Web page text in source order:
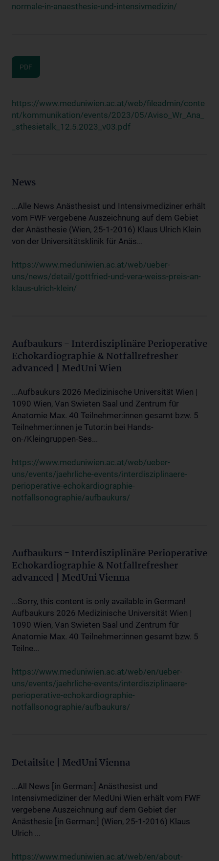
normale-in-anaesthesie-und-intensivmedizin/
PDF
https://www.meduniwien.ac.at/web/fileadmin/conte
nt/kommunikation/events/2023/05/Aviso_Wr_Ana_
_sthesietalk_12.5.2023_v03.pdf
News
...Alle News Anästhesist und Intensivmediziner erhält
vom FWF vergebene Auszeichnung auf dem Gebiet
der Anästhesie (Wien, 25-1-2016) Klaus Ulrich Klein
von der Universitätsklinik für Anäs...
https://www.meduniwien.ac.at/web/ueber-
uns/news/detail/gottfried-und-vera-weiss-preis-an-
klaus-ulrich-klein/
Aufbaukurs - Interdisziplinäre Perioperative
Echokardiographie & Notfallrefresher
advanced | MedUni Wien
...Aufbaukurs 2026 Medizinische Universität Wien |
1090 Wien, Van Swieten Saal und Zentrum für
Anatomie Max. 40 Teilnehmer:innen gesamt bzw. 5
Teilnehmer:innen je Tutor:in bei Hands-
on-/Kleingruppen-Ses...
https://www.meduniwien.ac.at/web/ueber-
uns/events/jaehrliche-events/interdisziplinaere-
perioperative-echokardiographie-
notfallsonographie/aufbaukurs/
Aufbaukurs - Interdisziplinäre Perioperative
Echokardiographie & Notfallrefresher
advanced | MedUni Vienna
...Sorry, this content is only available in German!
Aufbaukurs 2026 Medizinische Universität Wien |
1090 Wien, Van Swieten Saal und Zentrum für
Anatomie Max. 40 Teilnehmer:innen gesamt bzw. 5
Teilne...
https://www.meduniwien.ac.at/web/en/ueber-
uns/events/jaehrliche-events/interdisziplinaere-
perioperative-echokardiographie-
notfallsonographie/aufbaukurs/
Detailsite | MedUni Vienna
...All News [in German:] Anästhesist und
Intensivmediziner der MedUni Wien erhält vom FWF
vergebene Auszeichnung auf dem Gebiet der
Anästhesie [in German:] (Wien, 25-1-2016) Klaus
Ulrich ...
https://www.meduniwien.ac.at/web/en/about-